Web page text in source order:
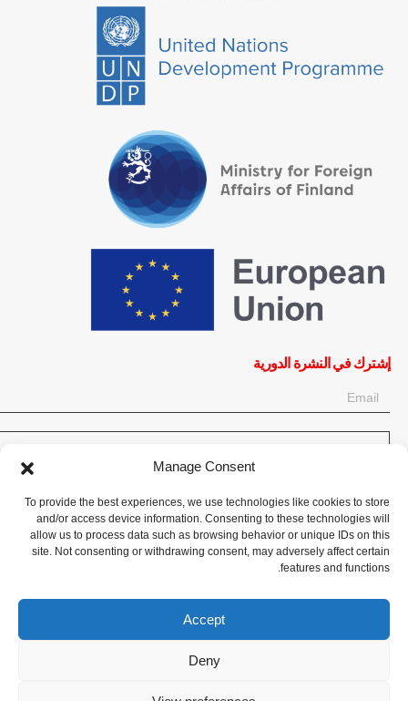
Manage Consent
To provide the best experiences, we use technologies like cookies to store
and/or access device information. Consenting to these technologies will
allow us to process data such as browsing behavior or unique IDs on this
site. Not consenting or withdrawing consent, may adversely affect certain
features and functions.
Accept
Deny
إشترك في النشرة الدورية
على النشرة الإخبارية:
تبرع الآن